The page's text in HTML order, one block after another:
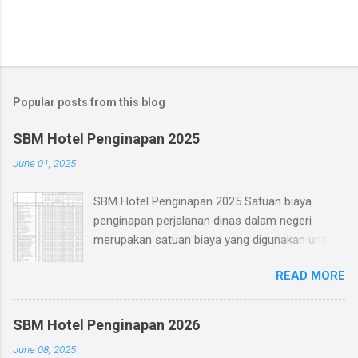
Popular posts from this blog
SBM Hotel Penginapan 2025
June 01, 2025
SBM Hotel Penginapan 2025 Satuan biaya
penginapan perjalanan dinas dalam negeri
merupakan satuan biaya yang digunakan untuk
pelaksanaan perjalanan dinas dalam negeri.
Dalam pelaksanaannya, mekanisme
pertanggungjawaban berdasarkan bukti
pengeluaran yang sah. Download SBM 2025
READ MORE
SBM Hotel Penginapan 2026
June 08, 2025